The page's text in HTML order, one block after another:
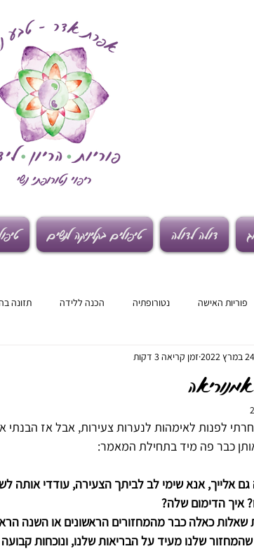
פוריות האישה נטורופתיה הכנה ללידה תזונה
תזונה בריאה ליווי בלידה - דולה 24 במרץ 2022 זמן קריאה 3 דקות
לפנות לאימהות לנערות צעירות, אבל אז הבנתי
כבר פה מיד בתחילת המאמר:
אלייך, אנא שימי לב לביתך הצעירה, עודדי אותה
איך הדימום שלה?
כאלה כבר מהמחזורים הראשונים או השנה
שלנו מעיד על הבריאות שלנו, ונוכחות
דולה לדולה טיפולים בקליניקה לנשים